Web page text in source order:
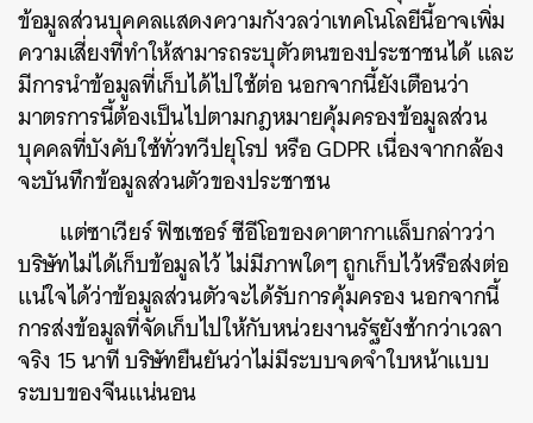
ข้อมูลส่วนบุคคลแสดงความกังวลว่าเทคโนโลยีนี้อาจเพิ่ม
ความเสี่ยงที่ทำให้สามารถระบุตัวตนของประชาชนได้ และ
มีการนำข้อมูลที่เก็บได้ไปใช้ต่อ นอกจากนี้ยังเตือนว่า
มาตรการนี้ต้องเป็นไปตามกฎหมายคุ้มครองข้อมูลส่วน
บุคคลที่บังคับใช้ทั่วทวีปยุโรป หรือ GDPR เนื่องจากกล้อง
จะบันทึกข้อมูลส่วนตัวของประชาชน
แต่ซาเวียร์ ฟิชเชอร์ ซีอีโอของดาตากาแล็บกล่าวว่า
บริษัทไม่ได้เก็บข้อมูลไว้ ไม่มีภาพใดๆ ถูกเก็บไว้หรือส่งต่อ
แน่ใจได้ว่าข้อมูลส่วนตัวจะได้รับการคุ้มครอง นอกจากนี้
การส่งข้อมูลที่จัดเก็บไปให้กับหน่วยงานรัฐยังช้ากว่าเวลา
จริง 15 นาที บริษัทยืนยันว่าไม่มีระบบจดจำใบหน้าแบบ
ระบบของจีนแน่นอน